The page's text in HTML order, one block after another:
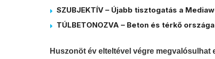
SZUBJEKTÍV – Újabb tisztogatás a
TÚLBETONOZVA – Beton és térkő
Huszonöt év elteltével végre